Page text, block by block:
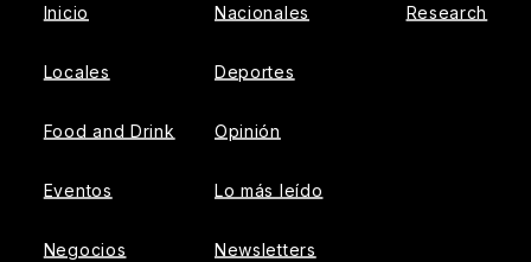
Inicio
Locales
Food and Drink
Eventos
Negocios
Nacionales
Deportes
Opinión
Lo más leído
Newsletters
Research